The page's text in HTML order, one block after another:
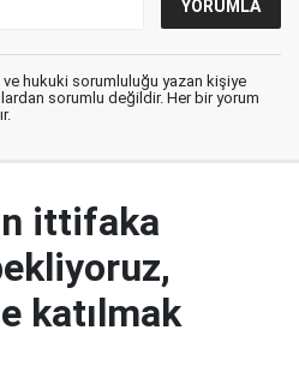
ve hukuki sorumluluğu yazan kişiye
sorumlu değildir. Her bir yorum
ittifaka
katılmak